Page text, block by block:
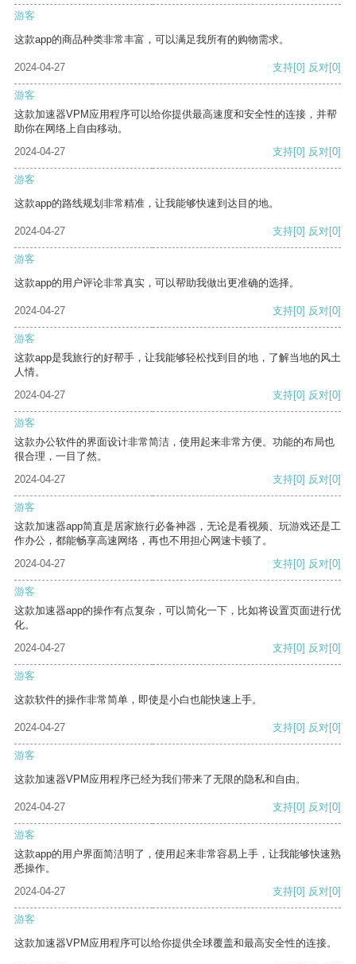
游客
这款app的商品种类非常丰富，可以满足我所有的购物需求。
2024-04-27 支持[0] 反对[0]
游客
这款加速器VPM应用程序可以给你提供最高速度和安全性的连接，并帮
助你在网络上自由移动。
2024-04-27
支持[0] 反对[0]
游客
这款app的路线规划非常精准，让我能够快速到达目的地。
2024-04-27 支持[0] 反对[0]
游客
这款app的用户评论非常真实，可以帮助我做出更准确的选择。
2024-04-27 支持[0] 反对[0]
游客
这款app是我旅行的好帮手，让我能够轻松找到目的地，了解当地的风土
人情。
2024-04-27
支持[0] 反对[0]
游客
这款办公软件的界面设计非常简洁，使用起来非常方便。功能的布局也
很合理，一目了然。
2024-04-27
支持[0] 反对[0]
游客
这款加速器app简直是居家旅行必备神器，无论是看视频、玩游戏还是工
作办公，都能畅享高速网络，再也不用担心网速卡顿了。
2024-04-27
支持[0] 反对[0]
游客
这款加速器app的操作有点复杂，可以简化一下，比如将设置页面进行优
化。
2024-04-27
支持[0] 反对[0]
游客
这款软件的操作非常简单，即使是小白也能快速上手。
2024-04-27 支持[0] 反对[0]
游客
这款加速器VPM应用程序已经为我们带来了无限的隐私和自由。
2024-04-27 支持[0] 反对[0]
游客
这款app的用户界面简洁明了，使用起来非常容易上手，让我能够快速熟
悉操作。
2024-04-27
支持[0] 反对[0]
游客
这款加速器VPM应用程序可以给你提供全球覆盖和最高安全性的连接。